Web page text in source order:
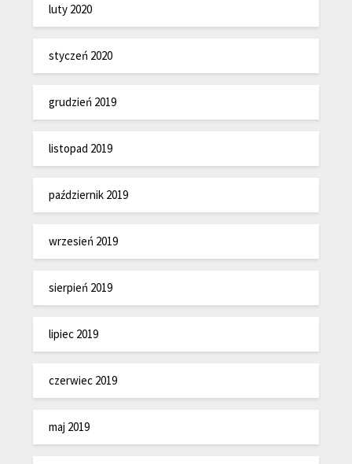
luty 2020
styczeń 2020
grudzień 2019
listopad 2019
październik 2019
wrzesień 2019
sierpień 2019
lipiec 2019
czerwiec 2019
maj 2019